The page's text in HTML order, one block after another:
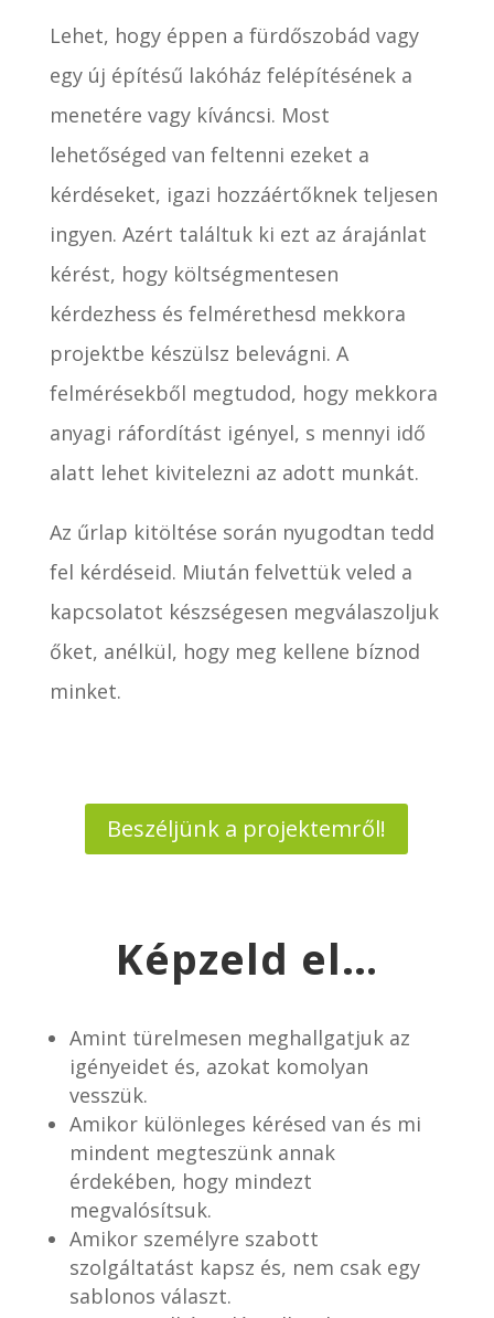
Lehet, hogy éppen a fürdőszobád vagy
egy új építésű lakóház felépítésének a
menetére vagy kíváncsi. Most
lehetőséged van feltenni ezeket a
kérdéseket, igazi hozzáértőknek teljesen
ingyen. Azért találtuk ki ezt az árajánlat
kérést, hogy költségmentesen
kérdezhess és felmérethesd mekkora
projektbe készülsz belevágni. A
felmérésekből megtudod, hogy mekkora
anyagi ráfordítást igényel, s mennyi idő
alatt lehet kivitelezni az adott munkát.
Az űrlap kitöltése során nyugodtan tedd
fel kérdéseid. Miután felvettük veled a
kapcsolatot készségesen megválaszoljuk
őket, anélkül, hogy meg kellene bíznod
minket.
Beszéljünk a projektemről!
Képzeld el…
Amint türelmesen meghallgatjuk az
igényeidet és, azokat komolyan
vesszük.
Amikor különleges kérésed van és mi
mindent megteszünk annak
érdekében, hogy mindezt
megvalósítsuk.
Amikor személyre szabott
szolgáltatást kapsz és, nem csak egy
sablonos választ.